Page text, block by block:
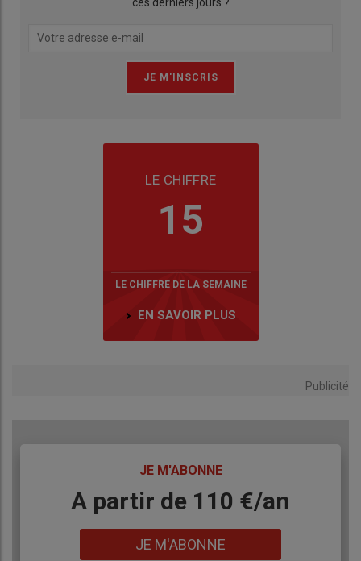
LE CHIFFRE
15
LE CHIFFRE DE LA SEMAINE
EN SAVOIR PLUS
Publicité
JE M'ABONNE
BodyA partir de 110 €/an
JE M'ABONNE